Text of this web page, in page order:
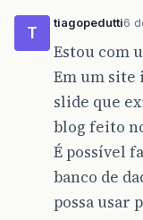
T
tiagopedutti6
Estou com
Em um
slide que
blog feito
É possível
banco de
possa usar